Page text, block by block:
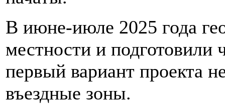
В июне-июле 2025 года
местности и
первый вариант проекта
въездные зоны.